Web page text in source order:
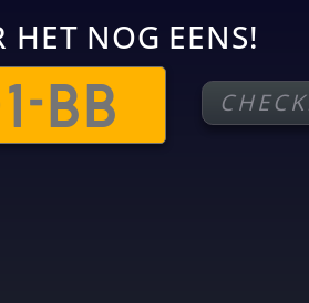
HET NOG EENS!